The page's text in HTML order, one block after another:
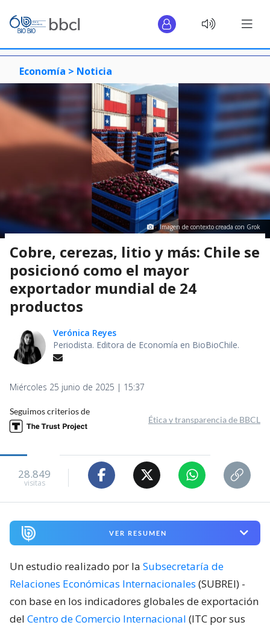
Economía > Noticia
Imagen de contexto creada con Grok
Cobre, cerezas, litio y más: Chile se
posicionó como el mayor
exportador mundial de 24
productos
Verónica Reyes
Periodista. Editora de Economía en BioBioChile.
Miércoles 25 junio de 2025 | 15:37
Seguimos criterios de
Ética y transparencia de BBCL
28.849
visitas
VER RESUMEN
Un estudio realizado por la Subsecretaría de
Relaciones Económicas Internacionales (SUBREI) -
con base en los indicadores globales de exportación
del Centro de Comercio Internacional (ITC por sus